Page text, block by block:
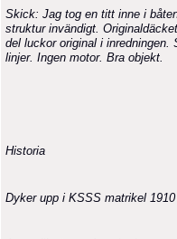
Skick: Jag tog en titt inne i
struktur invändigt.
del luckor original i
linjer. Ingen motor. Bra objekt.
Historia
Dyker upp i KSSS matrikel